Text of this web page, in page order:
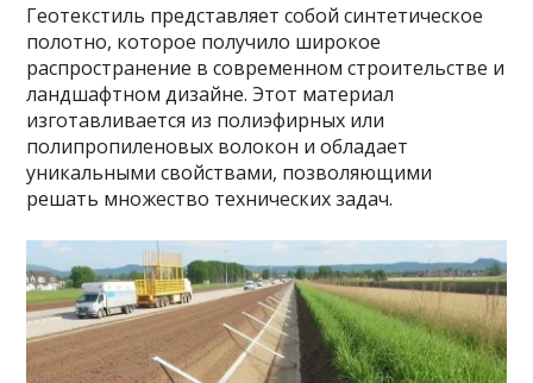
Геотекстиль представляет собой синтетическое
полотно, которое получило широкое
распространение в современном строительстве и
ландшафтном дизайне. Этот материал
изготавливается из полиэфирных или
полипропиленовых волокон и обладает
уникальными свойствами, позволяющими
решать множество технических задач.